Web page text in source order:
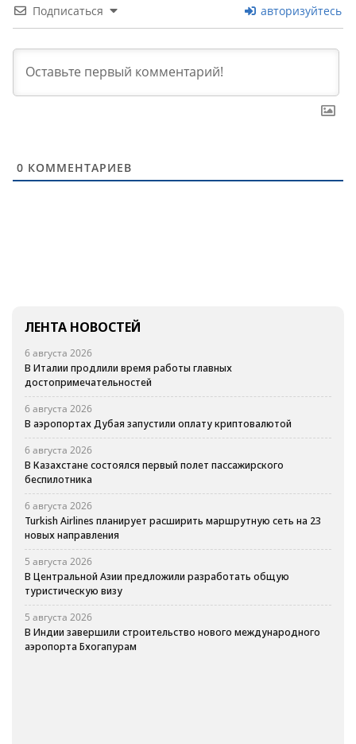
Подписаться авторизуйтесь
0 КОММЕНТАРИЕВ
ЛЕНТА НОВОСТЕЙ
6 августа 2026
В Италии продлили время работы главных
достопримечательностей
6 августа 2026
В аэропортах Дубая запустили оплату криптовалютой
6 августа 2026
В Казахстане состоялся первый полет пассажирского
беспилотника
6 августа 2026
Turkish Airlines планирует расширить маршрутную сеть на 23
новых направления
5 августа 2026
В Центральной Азии предложили разработать общую
туристическую визу
5 августа 2026
В Индии завершили строительство нового международного
аэропорта Бхогапурам